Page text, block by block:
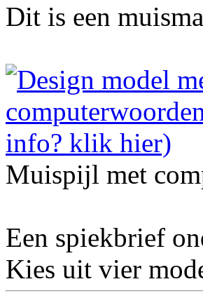
Dit is een
Muispijl met
Een spiekbrief
Kies uit vier